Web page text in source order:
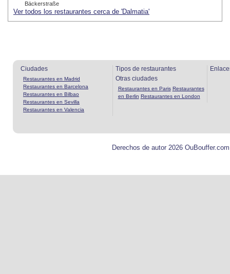
Bäckerstraße
Ver todos los restaurantes cerca de 'Dalmatia'
Ciudades
Restaurantes en Madrid
Restaurantes en Barcelona
Restaurantes en Bilbao
Restaurantes en Sevilla
Restaurantes en Valencia
Tipos de restaurantes
Otras ciudades
Restaurantes en Paris Restaurantes
en Berlin Restaurantes en London
Derechos de autor 2026